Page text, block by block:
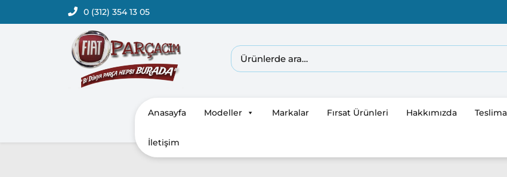
0 (312) 354 13 05
Anasayfa Modeller Markalar Fırsat Ürünleri Hakkımızda
İletişim